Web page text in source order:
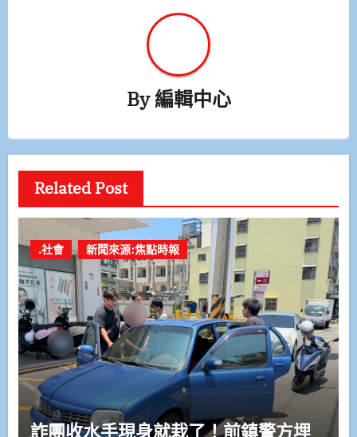
By編輯中心
Related Post
.社會 新聞來源:焦點時報
詐團收水手現身就栽了！前鎮警方埋